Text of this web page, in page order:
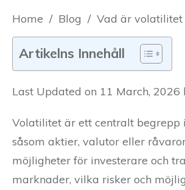
Home / Blog /
Artikelns Innehåll
Last Updated on 11 March, 2026
Volatilitet är ett centralt begrepp
såsom aktier, valutor eller
möjligheter för investerare och
marknader, vilka risker och